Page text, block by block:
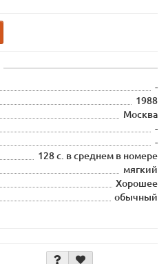
-
1988
Москва
-
-
128 с. в среднем в номере
мягкий
Хорошее
обычный